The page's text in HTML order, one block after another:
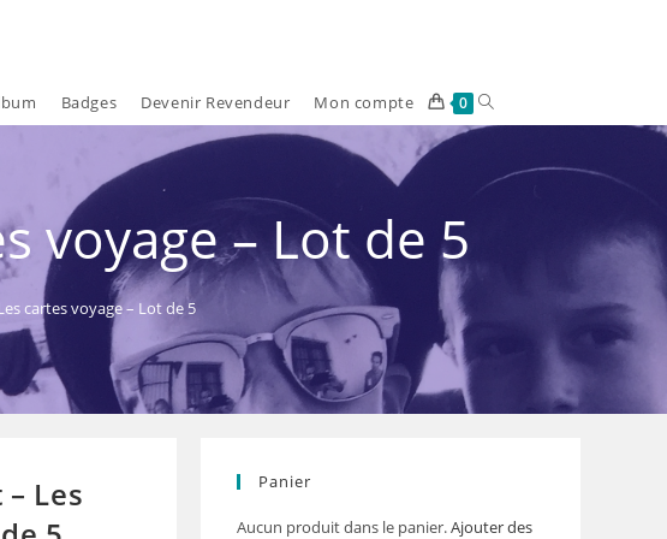
Badges Devenir Revendeur Mon compte 0 Toggle
search
voyage – Lot de 5
cartes voyage – Lot de 5
Les
Panier
Aucun produit dans le panier.Ajouter des